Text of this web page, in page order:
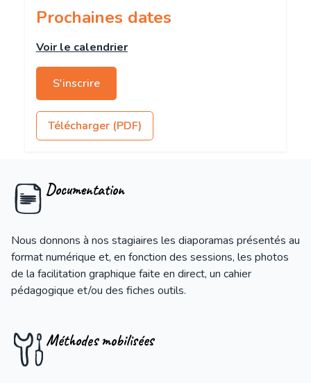
Prochaines dates
Voir le calendrier
S'inscrire
Télécharger (PDF)
Documentation
Nous donnons à nos stagiaires les diaporamas présentés au
format numérique et, en fonction des sessions, les photos
de la facilitation graphique faite en direct, un cahier
pédagogique et/ou des fiches outils.
Méthodes mobilisées